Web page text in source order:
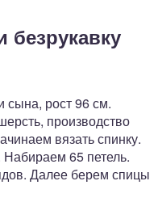
безрукавку
сына, рост 96 см.
производство
вязать спинку.
65 петель.
Далее берем спицы